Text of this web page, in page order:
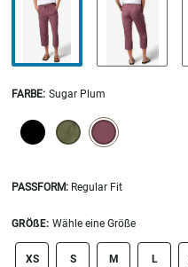
FARBE: Sugar Plum
SELECTION WILL REFRESH THE
selected
PASSFORM: Regular Fit
GRÖßE: Wähle eine Größe
size swatch
XS S M L